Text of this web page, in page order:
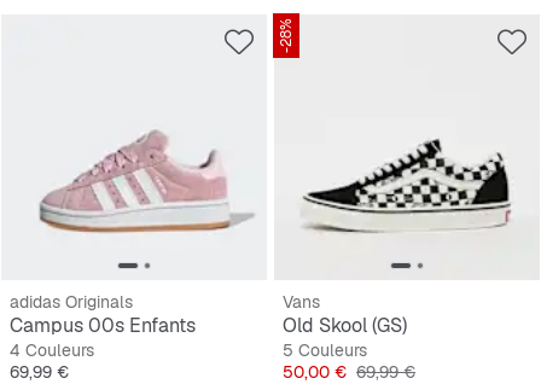
adidas Originals
Campus 00s Enfants
4 Couleurs
Prix
69,99 €
-28%
Vans
Old Skool (GS)
5 Couleurs
Prix
50,00 € Prix original
69,99 €